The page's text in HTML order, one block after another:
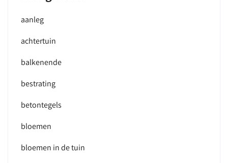
aanleg
achtertuin
balkenende
bestrating
betontegels
bloemen
bloemen in de tuin